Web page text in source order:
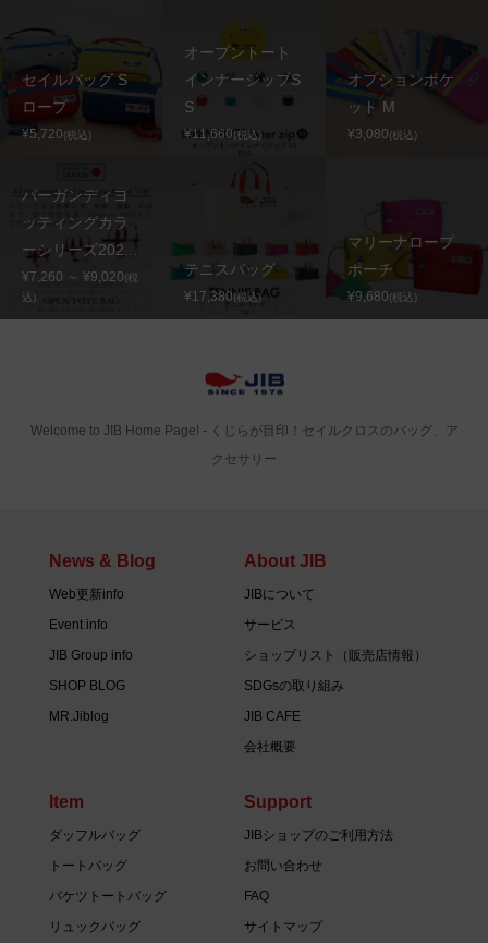
セイルバッグ S
ロープ
¥5,720(税込)
オープントート
インナージップS
S
¥11,660(税込)
オプションポケ
ット M
¥3,080(税込)
バーガンディヨ
ッティングカラ
ーシリーズ202...
¥7,260 ～ ¥9,020(税
込)
テニスバッグ
¥17,380(税込)
マリーナロープ
ポーチ
¥9,680(税込)
Welcome to JIB Home Page! ‐ くじらが目印！セイルクロスのバッグ、ア
クセサリー
News & Blog
Web更新info
Event info
JIB Group info
SHOP BLOG
MR.Jiblog
About JIB
JIBについて
サービス
ショップリスト（販売店情報）
SDGsの取り組み
JIB CAFE
会社概要
Item
ダッフルバッグ
トートバッグ
バケツトートバッグ
リュックバッグ
Support
JIBショップのご利用方法
お問い合わせ
FAQ
サイトマップ